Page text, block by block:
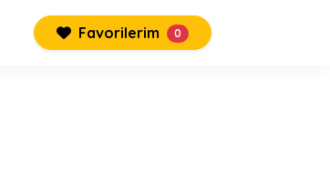
Favorilerim 0